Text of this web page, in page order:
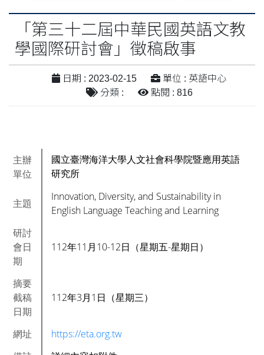
「第三十二屆中華民國英語文教
學國際研討會」徵稿啟事
日期 : 2023-02-15
單位 : 英語中心
分類 :
點閱 : 816
主辦
單位
國立臺灣海洋大學人文社會科學院暨應用英語
研究所
主題
Innovation, Diversity, and Sustainability in
English Language Teaching and Learning
研討
會日
期
112年11月10-12日（星期五-星期日）
摘要
截稿
日期
112年3月1日（星期三）
網址
https://eta.org.tw